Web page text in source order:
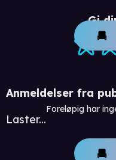
Gi
Anmeldelser fra
Laster...
Foreløpig har